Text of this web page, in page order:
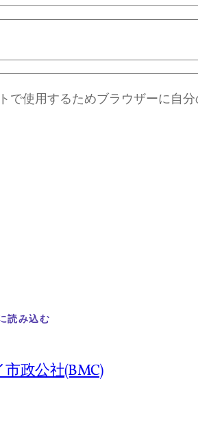
で使用するためブラウザーに自
読み込む
政公社(BMC)